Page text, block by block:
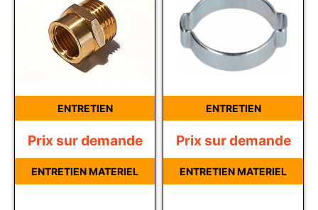
ENTRETIEN
Prix sur demande
ENTRETIEN MATERIEL
ENTRETIEN
Prix sur demande
ENTRETIEN MATERIEL